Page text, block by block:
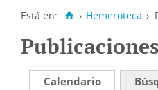
Está en: › Hemeroteca ›
Calendario